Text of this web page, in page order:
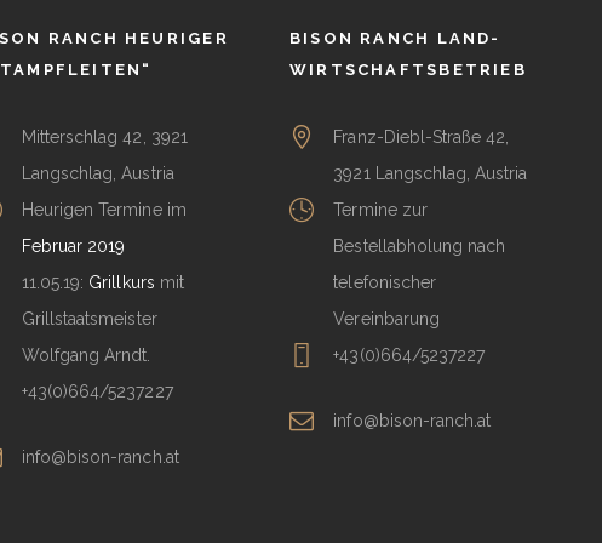
RANCH HEURIGER
Mitterschlag 42, 3921
Langschlag, Austria
Heurigen Termine im
Februar 2019
11.05.19: Grillkurs mit
Grillstaatsmeister
Wolfgang Arndt.
+43(0)664/5237227
info@bison-ranch.at
BISON RANCH LAND-
WIRTSCHAFTSBETRIEB
Franz-Diebl-Straße 42,
3921 Langschlag, Austria
Termine zur
Bestellabholung nach
telefonischer
Vereinbarung
+43(0)664/5237227
info@bison-ranch.at